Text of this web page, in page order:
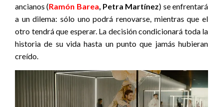
ancianos (Ramón Barea , Petra Martínez) se enfrentará
a un dilema: sólo uno podrá renovarse, mientras que el
otro tendrá que esperar. La decisión condicionará toda la
historia de su vida hasta un punto que jamás hubieran
creído.